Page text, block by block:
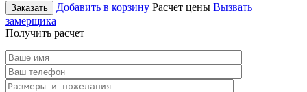
Заказать Добавить в корзину Расчет цены Вызвать
замерщика
Получить расчет